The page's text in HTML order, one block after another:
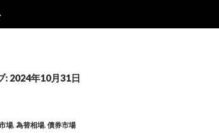
: 2024年10月31日
場, 為替相場, 債券市場